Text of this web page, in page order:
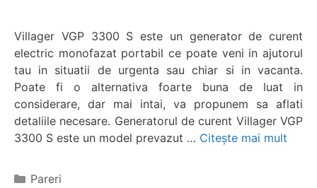
Villager VGP 3300 S este un generator de curent
electric monofazat portabil ce poate veni in ajutorul
tau in situatii de urgenta sau chiar si in vacanta.
Poate fi o alternativa foarte buna de luat in
considerare, dar mai intai, va propunem sa aflati
detaliile necesare. Generatorul de curent Villager VGP
3300 S este un model prevazut … Citește mai mult
Categorii
Pareri